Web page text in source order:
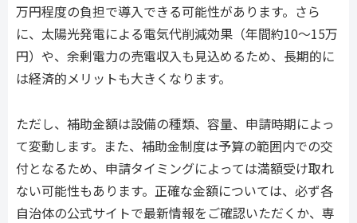
万円程度の負担で導入できる可能性があります。さら
に、太陽光発電による電気代削減効果（年間約10〜15万
円）や、余剰電力の売電収入も見込めるため、長期的に
は経済的メリットも大きくなります。
ただし、補助金額は設備の種類、容量、申請時期によっ
て変動します。また、補助金制度は予算の範囲内での交
付となるため、申請タイミングによっては満額受け取れ
ない可能性もあります。正確な金額については、必ず各
自治体の公式サイトで最新情報をご確認いただくか、専